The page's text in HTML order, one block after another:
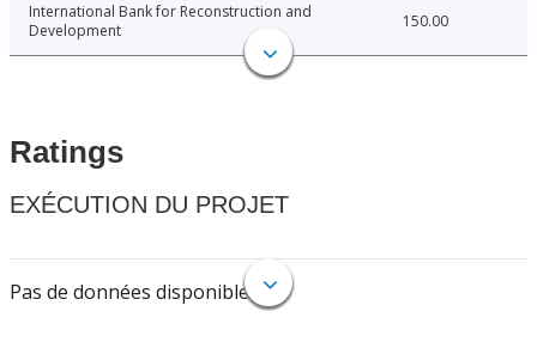
International Bank for Reconstruction and
Development
150.00
Ratings
EXÉCUTION DU PROJET
Pas de données disponibles.